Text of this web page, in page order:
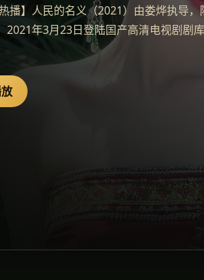
热播】人民的名义（2021）由娄烨执导
2021年3月23日登陆国产高清电视剧剧